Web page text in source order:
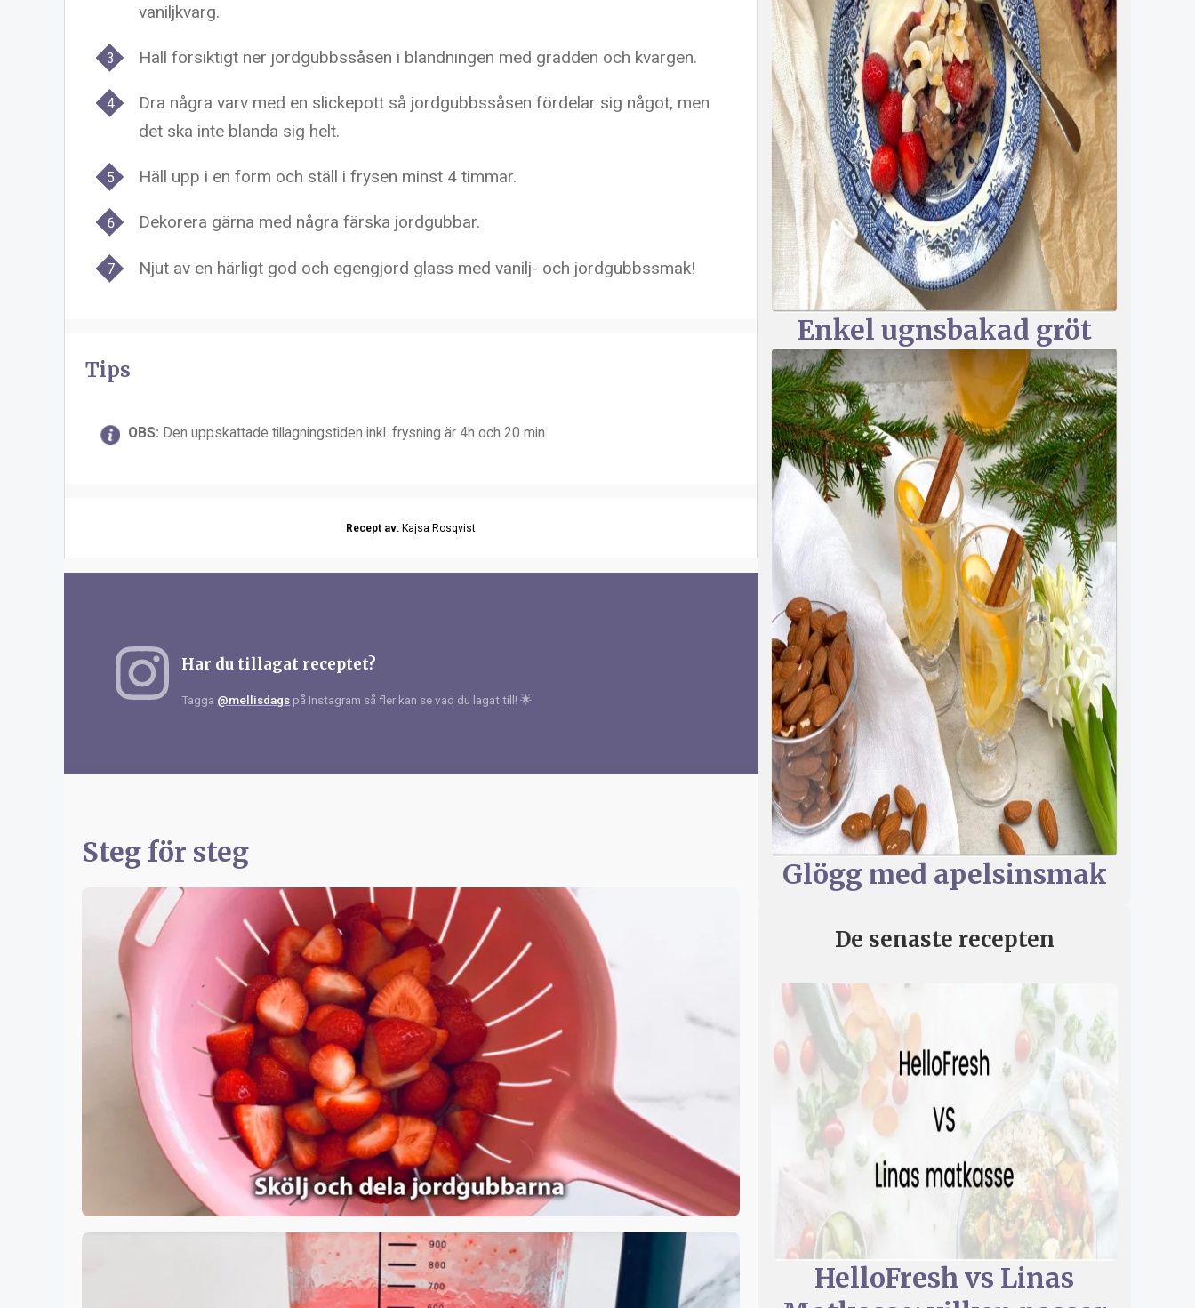
vaniljkvarg.
Häll försiktigt ner jordgubbssåsen i blandningen med grädden och kvargen.
Dra några varv med en slickepott så jordgubbssåsen fördelar sig något, men
det ska inte blanda sig helt.
Häll upp i en form och ställ i frysen minst 4 timmar.
Dekorera gärna med några färska jordgubbar.
Njut av en härligt god och egengjord glass med vanilj- och jordgubbssmak!
Tips
OBS: Den uppskattade tillagningstiden inkl. frysning är 4h och 20 min.
Recept av: Kajsa Rosqvist
Har du tillagat receptet?
Tagga @mellisdags på Instagram så fler kan se vad du lagat till! 🌟
Steg för steg
Enkel ugnsbakad gröt
Glögg med apelsinsmak
De senaste recepten
HelloFresh vs Linas